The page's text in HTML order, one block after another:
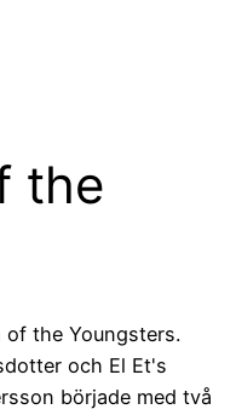
the
of the Youngsters.
och El Et's
började med två